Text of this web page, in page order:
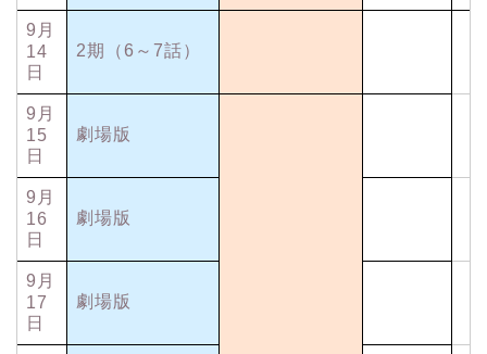
9月
14
日
2期（6～7話）
9月
15
日
劇場版
9月
16
日
劇場版
9月
17
日
劇場版